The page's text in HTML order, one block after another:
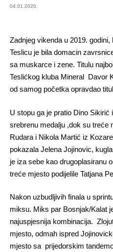
04.01.2020.
Zadnjeg vikenda u 2019.
Teslicu je bila domacin
sa muskarce i zene. Titulu
Teslićkog kluba Mineral Davor
od samog početka opravdao
U stopu ga je pratio Dino Sikirić
srebrenu medalju ,dok su treće
Rudara i Nikola Martić iz
pokazala Jelena Jojinovic,
je iza sebe kao drugoplasiranu
treće mjesto podijelile Tatjana
Nakon uzbudljivih finala u
miksu. Miks par Bosnjak/Kalat
najuspjesnija kombinacija.
mjesto, odmah ispred
mjesto sa prijedorskim